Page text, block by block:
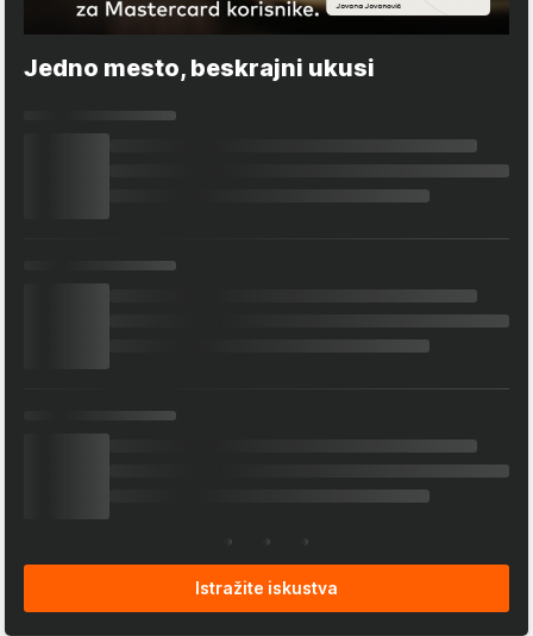
Jedno mesto, beskrajni ukusi
Istražite iskustva